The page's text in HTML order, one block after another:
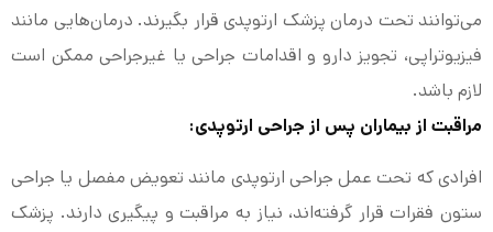
می‌توانند تحت درمان پزشک ارتوپدی قرار بگیرند. درمان‌هایی مانند
فیزیوتراپی، تجویز دارو و اقدامات جراحی یا غیرجراحی ممکن است
لازم باشد.
مراقبت از بیماران پس از جراحی ارتوپدی:
افرادی که تحت عمل جراحی ارتوپدی مانند تعویض مفصل یا جراحی
ستون فقرات قرار گرفته‌اند، نیاز به مراقبت و پیگیری دارند. پزشک